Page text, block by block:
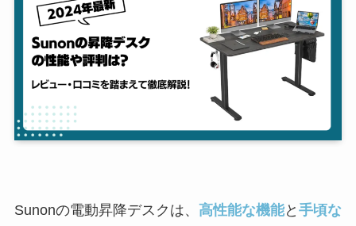
Sunonの電動昇降デスクは、 高性能な機能と 手頃な